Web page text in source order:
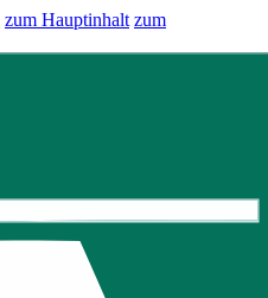
zum Hauptinhalt zum